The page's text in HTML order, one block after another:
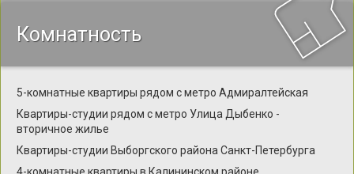
Комнатность
5-комнатные квартиры рядом с метро Адмиралтейская
Квартиры-студии рядом с метро Улица Дыбенко -
вторичное жилье
Квартиры-студии Выборгского района Санкт-Петербурга